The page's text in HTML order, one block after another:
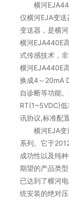
横河
仪横河EJA变
变送器，是横
横河EJA440E
式传感技术，
横河EJA440E
换成4～20mA
自诊断等功能
RT(1~5VDC)
讯协议,标准配
横河EJA变
系列。它于
成功性以及纯
期望的产品类
已达到了横河
统安装的绝对